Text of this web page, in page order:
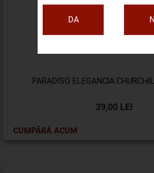
DA
PARADISO ELEGANCIA
39,00 LEI
CUMPĂRĂ ACUM